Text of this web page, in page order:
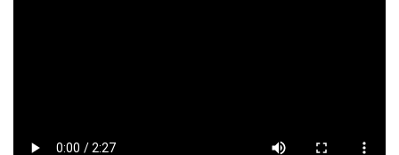
(28/07/2026, 16:27)